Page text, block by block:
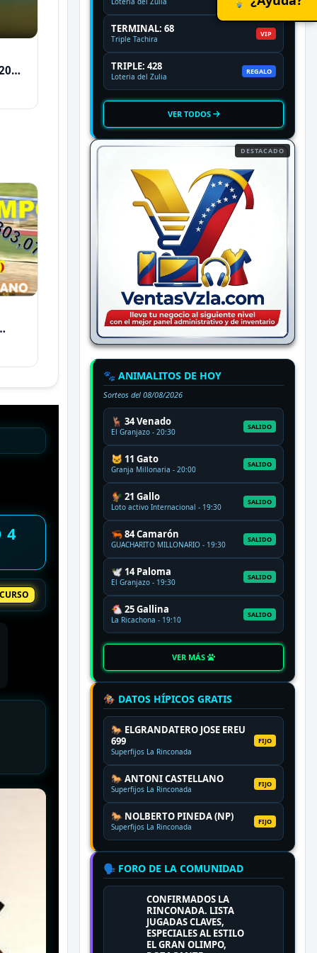
4
TERMINAL: 68
Triple Tachira
VIP
TRIPLE: 428
Loteria del Zulia
REGALO
VER TODOS
DESTACADO
🐾 ANIMALITOS DE HOY
Sorteos del 08/08/2026
🦌 34 Venado
El Granjazo - 20:30
SALIDO
🐱 11 Gato
Granja Millonaria - 20:00
SALIDO
🐓 21 Gallo
Loto activo Internacional - 19:30
SALIDO
🦐 84 Camarón
GUACHARITO MILLONARIO - 19:30
SALIDO
🕊️ 14 Paloma
El Granjazo - 19:30
SALIDO
🐔 25 Gallina
La Ricachona - 19:10
SALIDO
VER MÁS
🏇 DATOS HÍPICOS GRATIS
🐎 ELGRANDATERO JOSE EREU
699
Superfijos La Rinconada
FIJO
🐎 ANTONI CASTELLANO
Superfijos La Rinconada
FIJO
🐎 NOLBERTO PINEDA (NP)
Superfijos La Rinconada
FIJO
🗣️ FORO DE LA COMUNIDAD
CONFIRMADOS LA
RINCONADA. LISTA
JUGADAS CLAVES,
ESPECIALES AL ESTILO
EL GRAN OLIMPO,